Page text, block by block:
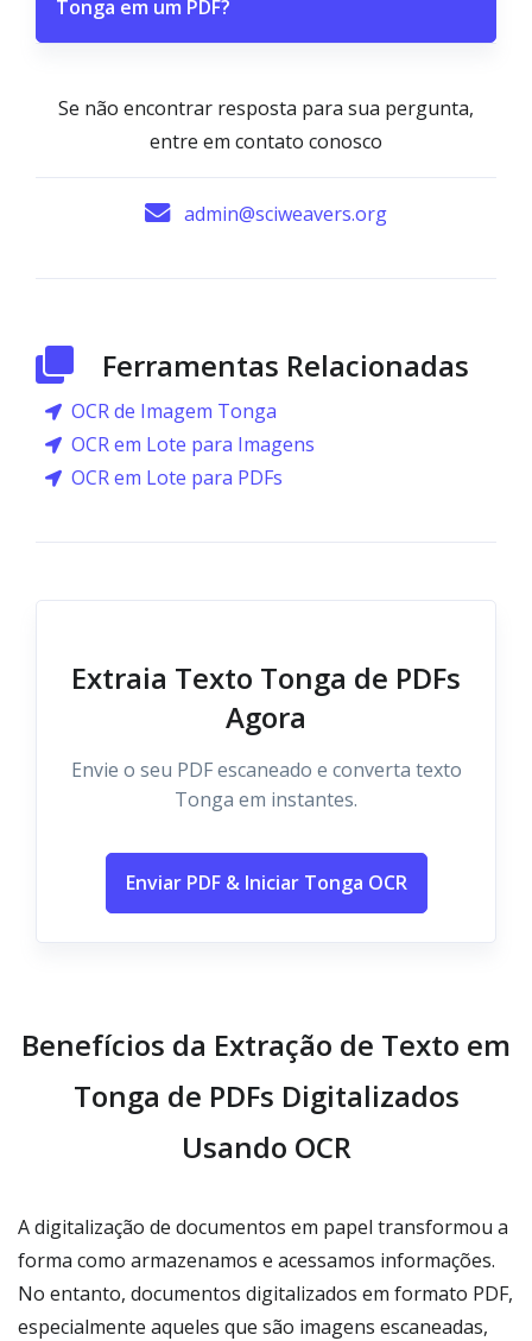
Tonga em um PDF?
Se não encontrar resposta para sua pergunta,
entre em contato conosco
admin@sciweavers.org
Ferramentas Relacionadas
OCR de Imagem Tonga
OCR em Lote para Imagens
OCR em Lote para PDFs
Extraia Texto Tonga de PDFs
Agora
Envie o seu PDF escaneado e converta texto
Tonga em instantes.
Enviar PDF & Iniciar Tonga OCR
Benefícios da Extração de Texto em
Tonga de PDFs Digitalizados
Usando OCR
A digitalização de documentos em papel transformou a
forma como armazenamos e acessamos informações.
No entanto, documentos digitalizados em formato PDF,
especialmente aqueles que são imagens escaneadas,